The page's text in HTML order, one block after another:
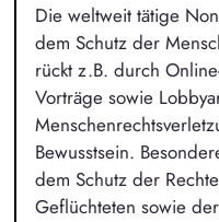
Die weltweit tätige
dem Schutz der
rückt z.B. durch
Vorträge sowie
Bewusstsein.
dem Schutz der
Geflüchteten sowie